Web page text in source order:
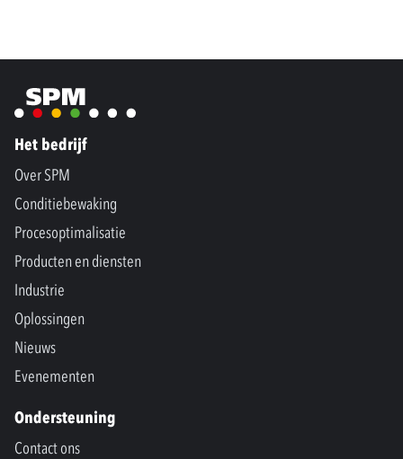
Het bedrijf
Over SPM
Conditiebewaking
Procesoptimalisatie
Producten en diensten
Industrie
Oplossingen
Nieuws
Evenementen
Ondersteuning
Contact ons